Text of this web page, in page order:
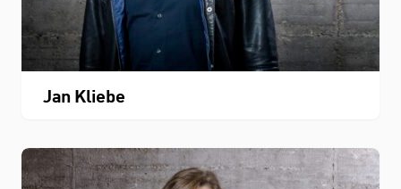
Jan Kliebe